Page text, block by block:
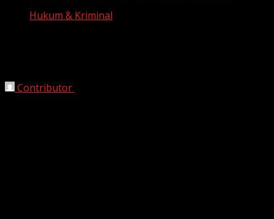
Hukum & Kriminal
Contributor